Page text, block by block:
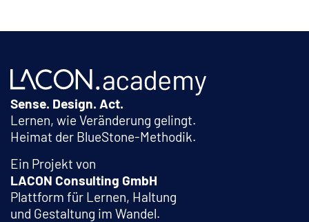
Sense. Design. Act.
Lernen, wie Veränderung gelingt.
Heimat der BlueStone-Methodik.
Ein Projekt von
LACON Consulting GmbH
Plattform für Lernen, Haltung
und Gestaltung im Wandel.